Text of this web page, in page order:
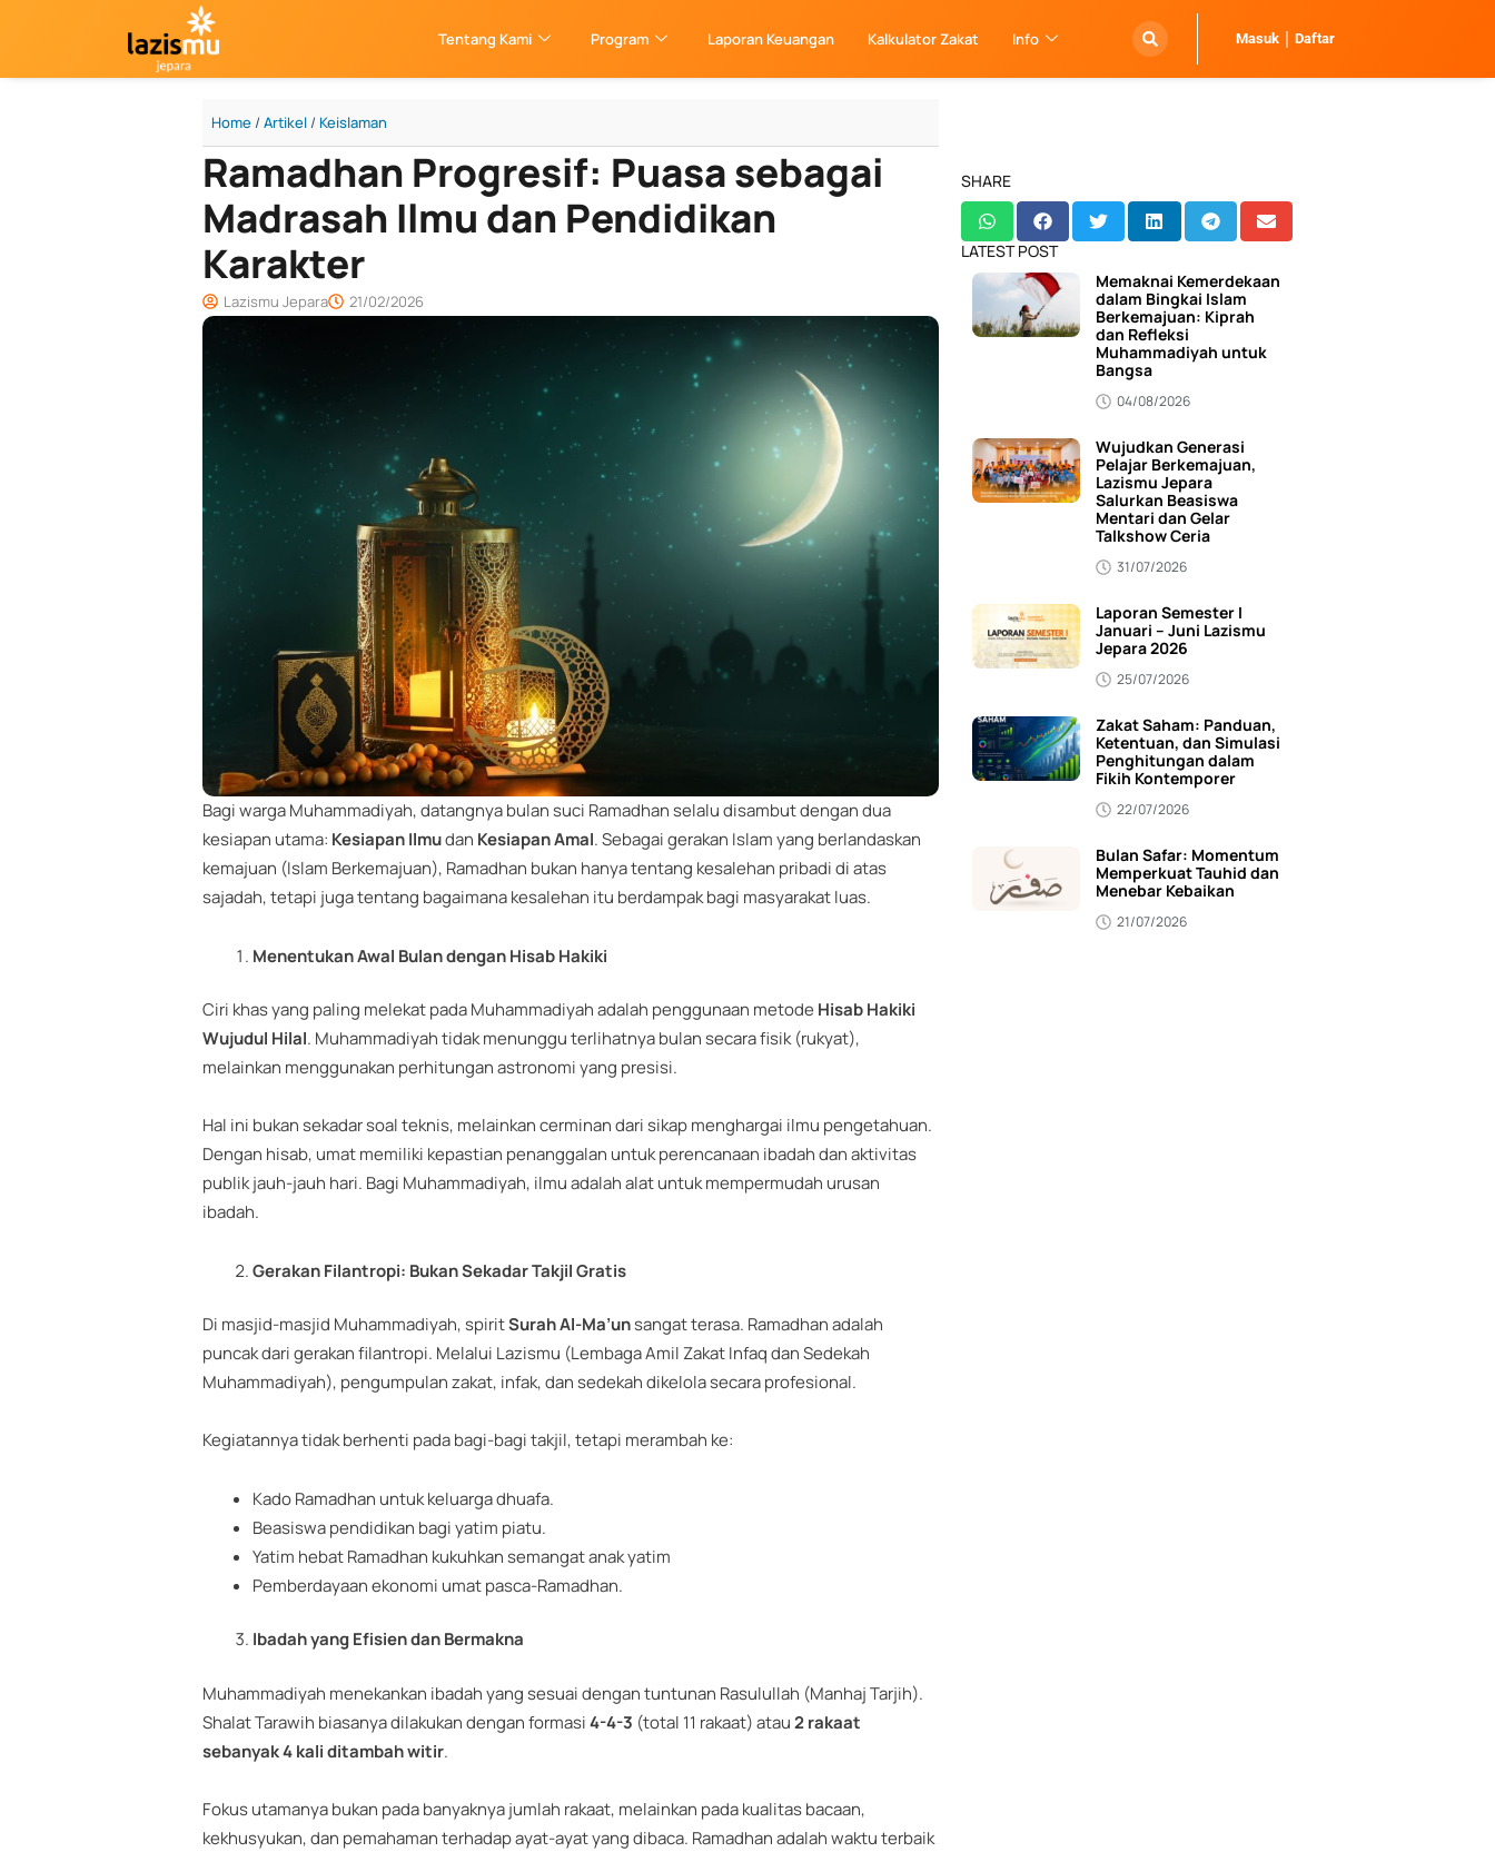
Tentang Kami Program Laporan Keuangan Kalkulator Zakat Info Masuk Daftar
Home / Artikel / Keislaman
Ramadhan Progresif: Puasa sebagai
Madrasah Ilmu dan Pendidikan
Karakter
Lazismu Jepara 21/02/2026
Bagi warga Muhammadiyah, datangnya bulan suci Ramadhan selalu disambut dengan dua
kesiapan utama: Kesiapan Ilmudan Kesiapan Amal. Sebagai gerakan Islam yang berlandaskan
kemajuan (Islam Berkemajuan), Ramadhan bukan hanya tentang kesalehan pribadi di atas
sajadah, tetapi juga tentang bagaimana kesalehan itu berdampak bagi masyarakat luas.
Menentukan Awal Bulan dengan Hisab Hakiki
Ciri khas yang paling melekat pada Muhammadiyah adalah penggunaan metode Hisab Hakiki
Wujudul Hilal. Muhammadiyah tidak menunggu terlihatnya bulan secara fisik (rukyat),
melainkan menggunakan perhitungan astronomi yang presisi.
Hal ini bukan sekadar soal teknis, melainkan cerminan dari sikap menghargai ilmu pengetahuan.
Dengan hisab, umat memiliki kepastian penanggalan untuk perencanaan ibadah dan aktivitas
publik jauh-jauh hari. Bagi Muhammadiyah, ilmu adalah alat untuk mempermudah urusan
ibadah.
Gerakan Filantropi: Bukan Sekadar Takjil Gratis
Di masjid-masjid Muhammadiyah, spiritSurah Al-Ma’unsangat terasa. Ramadhan adalah
puncak dari gerakan filantropi. Melalui Lazismu (Lembaga Amil Zakat Infaq dan Sedekah
Muhammadiyah), pengumpulan zakat, infak, dan sedekah dikelola secara profesional.
Kegiatannya tidak berhenti pada bagi-bagi takjil, tetapi merambah ke:
Kado Ramadhan untuk keluarga dhuafa.
Beasiswa pendidikan bagi yatim piatu.
Yatim hebat Ramadhan kukuhkan semangat anak yatim
Pemberdayaan ekonomi umat pasca-Ramadhan.
Ibadah yang Efisien dan Bermakna
Muhammadiyah menekankan ibadah yang sesuai dengan tuntunan Rasulullah (Manhaj Tarjih).
Shalat Tarawih biasanya dilakukan dengan formasi4-4-3 (total 11 rakaat) atau2 rakaat
sebanyak 4 kali ditambah witir.
Fokus utamanya bukan pada banyaknya jumlah rakaat, melainkan pada kualitas bacaan,
kekhusyukan, dan pemahaman terhadap ayat-ayat yang dibaca. Ramadhan adalah waktu terbaik
SHARE
LATEST POST
Memaknai Kemerdekaan
dalam Bingkai Islam
Berkemajuan: Kiprah
dan Refleksi
Muhammadiyah untuk
Bangsa
04/08/2026
Wujudkan Generasi
Pelajar Berkemajuan,
Lazismu Jepara
Salurkan Beasiswa
Mentari dan Gelar
Talkshow Ceria
31/07/2026
Laporan Semester I
Januari – Juni Lazismu
Jepara 2026
25/07/2026
Zakat Saham: Panduan,
Ketentuan, dan Simulasi
Penghitungan dalam
Fikih Kontemporer
22/07/2026
Bulan Safar: Momentum
Memperkuat Tauhid dan
Menebar Kebaikan
21/07/2026